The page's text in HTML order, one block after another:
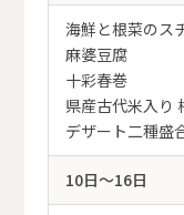
海鮮と根菜のス
麻婆豆腐
十彩春巻
県産古代米入り
デザート二種盛
10日～16日